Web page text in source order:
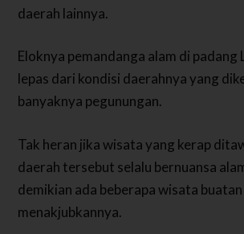
daerah lainnya.
Eloknya pemandanga alam di padang
lepas dari kondisi daerahnya yang
banyaknya pegunungan.
Tak heran jika wisata yang kerap
daerah tersebut selalu bernuansa
demikian ada beberapa wisata
menakjubkannya.